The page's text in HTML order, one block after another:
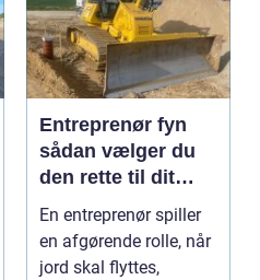
Entreprenør fyn
sådan vælger du
den rette til dit
projekt
En entreprenør spiller
en afgørende rolle, når
jord skal flyttes,